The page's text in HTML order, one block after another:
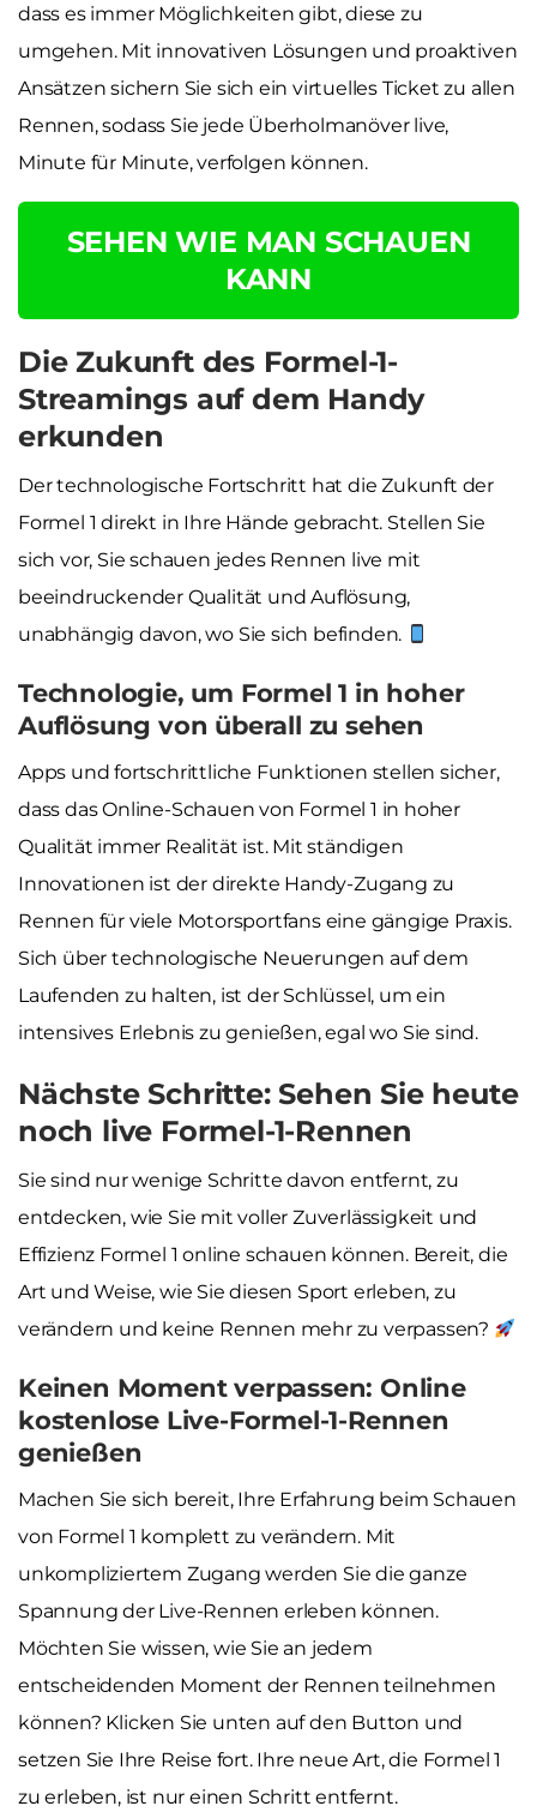
dass es immer Möglichkeiten gibt, diese zu
umgehen. Mit innovativen Lösungen und proaktiven
Ansätzen sichern Sie sich ein virtuelles Ticket zu allen
Rennen, sodass Sie jede Überholmanöver live,
Minute für Minute, verfolgen können.
SEHEN WIE MAN SCHAUEN
KANN
Die Zukunft des Formel-1-
Streamings auf dem Handy
erkunden
Der technologische Fortschritt hat die Zukunft der
Formel 1 direkt in Ihre Hände gebracht. Stellen Sie
sich vor, Sie schauen jedes Rennen live mit
beeindruckender Qualität und Auflösung,
unabhängig davon, wo Sie sich befinden.
Technologie, um Formel 1 in hoher
Auflösung von überall zu sehen
Apps und fortschrittliche Funktionen stellen sicher,
dass das Online-Schauen von Formel 1 in hoher
Qualität immer Realität ist. Mit ständigen
Innovationen ist der direkte Handy-Zugang zu
Rennen für viele Motorsportfans eine gängige Praxis.
Sich über technologische Neuerungen auf dem
Laufenden zu halten, ist der Schlüssel, um ein
intensives Erlebnis zu genießen, egal wo Sie sind.
Nächste Schritte: Sehen Sie heute
noch live Formel-1-Rennen
Sie sind nur wenige Schritte davon entfernt, zu
entdecken, wie Sie mit voller Zuverlässigkeit und
Effizienz Formel 1 online schauen können. Bereit, die
Art und Weise, wie Sie diesen Sport erleben, zu
verändern und keine Rennen mehr zu verpassen?
Keinen Moment verpassen: Online
kostenlose Live-Formel-1-Rennen
genießen
Machen Sie sich bereit, Ihre Erfahrung beim Schauen
von Formel 1 komplett zu verändern. Mit
unkompliziertem Zugang werden Sie die ganze
Spannung der Live-Rennen erleben können.
Möchten Sie wissen, wie Sie an jedem
entscheidenden Moment der Rennen teilnehmen
können? Klicken Sie unten auf den Button und
setzen Sie Ihre Reise fort. Ihre neue Art, die Formel 1
zu erleben, ist nur einen Schritt entfernt.